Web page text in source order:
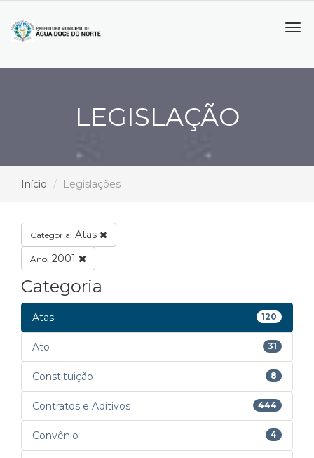
LEGISLAÇÃO
Início Legislações
Categoria: Atas
Ano: 2001
Categoria
Atas 120
Ato 31
Constituição 8
Contratos e Aditivos 444
Convênio 4